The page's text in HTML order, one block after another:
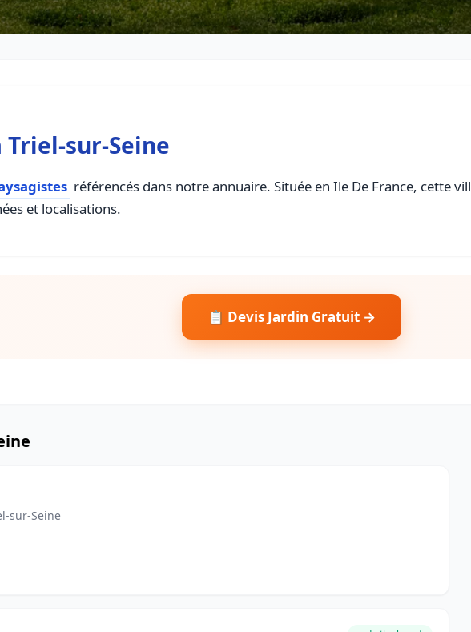
Triel-sur-Seine
référencés dans notre annuaire. Située en Ile De France, cette
et localisations.
📋 Devis Jardin Gratuit →
sur-Seine